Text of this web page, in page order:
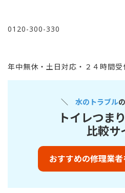
0120-300-330
年中無休・土日対応・２４時間受
＼ 水のトラブル
トイレつま
比較サ
おすすめの修理業